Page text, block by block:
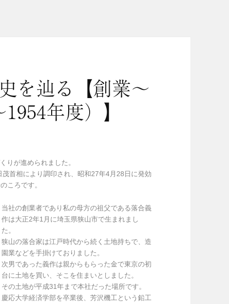
を辿る【創業～
年度）】
りが進められました。
首相により調印され、昭和27年4月28日に発効
ころです。
当社の創業者であり私の母方の祖父である落合義
作は大正2年1月に埼玉県狭山市で生まれまし
た。
狭山の落合家は江戸時代から続く土地持ちで、造
園業などを手掛けておりました。
次男であった義作は親からもらった金で東京の初
台に土地を買い、そこを住まいとしました。
その土地が平成31年まで本社だった場所です。
慶応大学経済学部を卒業後、芳沢機工という鉛工